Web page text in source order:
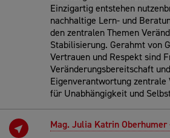
Einzigartig entstehen
nachhaltige Lern- und
den zentralen Themen
Stabilisierung. Gerahmt von
Vertrauen und Respekt sind
Veränderungsbereitschaft und
Eigenverantwortung zentrale
für Unabhängigkeit und
Mag. Julia Katrin Oberhumer